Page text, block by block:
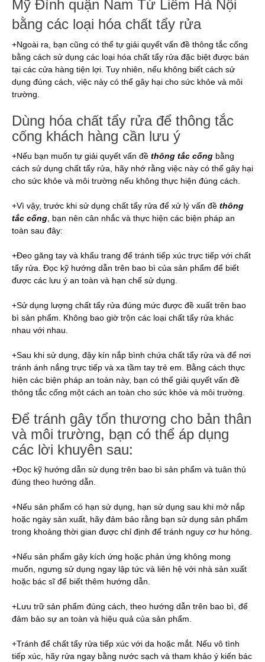
Mỹ Đình quận Nam Từ Liêm Hà Nội
bằng các loại hóa chất tẩy rửa
+Ngoài ra, bạn cũng có thể tự giải quyết vấn đề thông tắc cống
bằng cách sử dụng các loại hóa chất tẩy rửa đặc biệt được bán
tại các cửa hàng tiện lợi. Tuy nhiên, nếu không biết cách sử
dụng đúng cách, việc này có thể gây hại cho sức khỏe và môi
trường.
Dùng hóa chất tẩy rửa để thông tắc
cống khách hàng cần lưu ý
+Nếu bạn muốn tự giải quyết vấn đề thông tắc cống bằng
cách sử dụng chất tẩy rửa, hãy nhớ rằng việc này có thể gây hại
cho sức khỏe và môi trường nếu không thực hiện đúng cách.
+Vì vậy, trước khi sử dụng chất tẩy rửa để xử lý vấn đề thông
tắc cống , bạn nên cân nhắc và thực hiện các biện pháp an
toàn sau đây:
+Đeo găng tay và khẩu trang để tránh tiếp xúc trực tiếp với chất
tẩy rửa. Đọc kỹ hướng dẫn trên bao bì của sản phẩm để biết
được các lưu ý an toàn và hạn chế sử dụng.
+Sử dụng lượng chất tẩy rửa đúng mức được đề xuất trên bao
bì sản phẩm. Không bao giờ trộn các loại chất tẩy rửa khác
nhau với nhau.
+Sau khi sử dụng, đậy kín nắp bình chứa chất tẩy rửa và để nơi
tránh ánh nắng trực tiếp và xa tầm tay trẻ em. Bằng cách thực
hiện các biện pháp an toàn này, bạn có thể giải quyết vấn đề
thông tắc cống một cách an toàn cho sức khỏe và môi trường.
Để tránh gây tổn thương cho bản thân
và môi trường, bạn có thể áp dụng
các lời khuyên sau:
+Đọc kỹ hướng dẫn sử dụng trên bao bì sản phẩm và tuân thủ
đúng theo hướng dẫn.
+Nếu sản phẩm có hạn sử dụng, hạn sử dụng sau khi mở nắp
hoặc ngày sản xuất, hãy đảm bảo rằng bạn sử dụng sản phẩm
trong khoảng thời gian được chỉ định để tránh nguy cơ hư hỏng.
+Nếu sản phẩm gây kích ứng hoặc phản ứng không mong
muốn, ngưng sử dụng ngay lập tức và liên hệ với nhà sản xuất
hoặc bác sĩ để biết thêm hướng dẫn.
+Lưu trữ sản phẩm đúng cách, theo hướng dẫn trên bao bì, để
đảm bảo sự an toàn và hiệu quả của sản phẩm.
+Tránh để chất tẩy rửa tiếp xúc với da hoặc mắt. Nếu vô tình
tiếp xúc, hãy rửa ngay bằng nước sạch và tham khảo ý kiến bác